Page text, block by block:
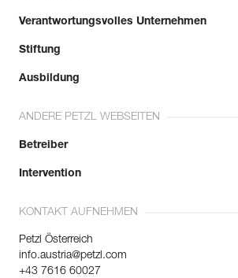
Verantwortungsvolles Unternehmen
Stiftung
Ausbildung
ANDERE PETZL WEBSEITEN
Betreiber
Intervention
KONTAKT AUFNEHMEN
Petzl Österreich
info.austria@petzl.com
+43 7616 60027